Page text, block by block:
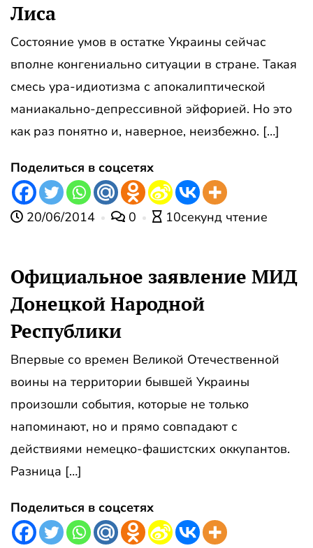
Лиса
Состояние умов в остатке Украины сейчас
вполне конгениально ситуации в стране. Такая
смесь ура-идиотизма с апокалиптической
маниакально-депрессивной эйфорией. Но это
как раз понятно и, наверное, неизбежно. […]
Поделиться в соцсетях
20/06/2014 0 10секунд чтение
Официальное заявление МИД
Донецкой Народной
Республики
Впервые со времен Великой Отечественной
воины на территории бывшей Украины
произошли события, которые не только
напоминают, но и прямо совпадают с
действиями немецко-фашистских оккупантов.
Разница […]
Поделиться в соцсетях